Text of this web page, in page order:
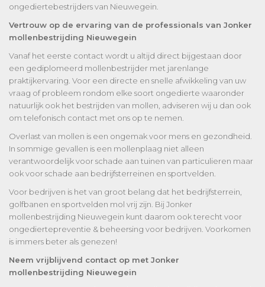
ongediertebestrijders van Nieuwegein.
Vertrouw op de ervaring van de professionals van Jonker
mollenbestrijding Nieuwegein
Vanaf het eerste contact wordt u altijd direct bijgestaan door
een gediplomeerd mollenbestrijder met jarenlange
praktijkervaring. Voor een directe en snelle afwikkeling van uw
vraag of probleem rondom elke soort ongedierte waaronder
natuurlijk ook het bestrijden van mollen, adviseren wij u dan ook
om telefonisch contact met ons op te nemen.
Overlast van mollen is een ongemak voor mens en gezondheid.
In sommige gevallen is een mollenplaag niet alleen
verantwoordelijk voor schade aan tuinen van particulieren maar
ook voor schade aan bedrijfsterreinen en sportvelden.
Voor bedrijven is het van groot belang dat het bedrijfsterrein,
golfbanen en sportvelden mol vrij zijn. Bij Jonker
mollenbestrijding Nieuwegein kunt daarom ook terecht voor
ongediertepreventie & beheersing voor bedrijven. Voorkomen
is immers beter als genezen!
Neem vrijblijvend contact op met Jonker
mollenbestrijding Nieuwegein